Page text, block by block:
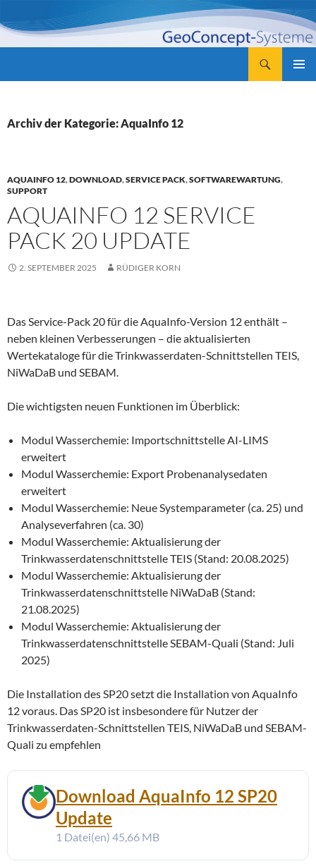
Inhalt
springen
Archiv der Kategorie: AquaInfo 12
AQUAINFO 12,DOWNLOAD,SERVICE PACK,SOFTWAREWARTUNG,
SUPPORT
AQUAINFO 12 SERVICE
PACK 20 UPDATE
2. SEPTEMBER 2025 RÜDIGER KORN
Das Service-Pack 20 für die AquaInfo-Version 12 enthält –
neben kleinen Verbesserungen – die aktualisierten
Wertekataloge für die Trinkwasserdaten-Schnittstellen TEIS,
NiWaDaB und SEBAM.
Die wichtigsten neuen Funktionen im Überblick:
Modul Wasserchemie: Importschnittstelle AI-LIMS
erweitert
Modul Wasserchemie: Export Probenanalysedaten
erweitert
Modul Wasserchemie: Neue Systemparameter (ca. 25) und
Analyseverfahren (ca. 30)
Modul Wasserchemie: Aktualisierung der
Trinkwasserdatenschnittstelle TEIS (Stand: 20.08.2025)
Modul Wasserchemie: Aktualisierung der
Trinkwasserdatenschnittstelle NiWaDaB (Stand:
21.08.2025)
Modul Wasserchemie: Aktualisierung der
Trinkwasserdatenschnittstelle SEBAM-Quali (Stand: Juli
2025)
Die Installation des SP20 setzt die Installation von AquaInfo
12 voraus. Das SP20 ist insbesondere für Nutzer der
Trinkwasserdaten-Schnittstellen TEIS, NiWaDaB und SEBAM-
Quali zu empfehlen
Download AquaInfo 12 SP20
Update
1 Datei(en) 45,66 MB